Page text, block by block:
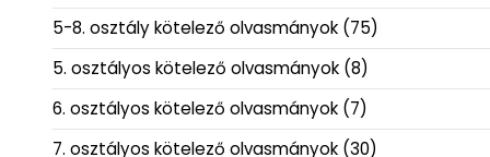
5-8. osztály kötelező olvasmányok (75)
5. osztályos kötelező olvasmányok (8)
6. osztályos kötelező olvasmányok (7)
7. osztályos kötelező olvasmányok (30)